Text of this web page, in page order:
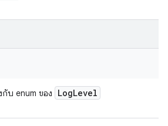
บ enum ของ LogLevel